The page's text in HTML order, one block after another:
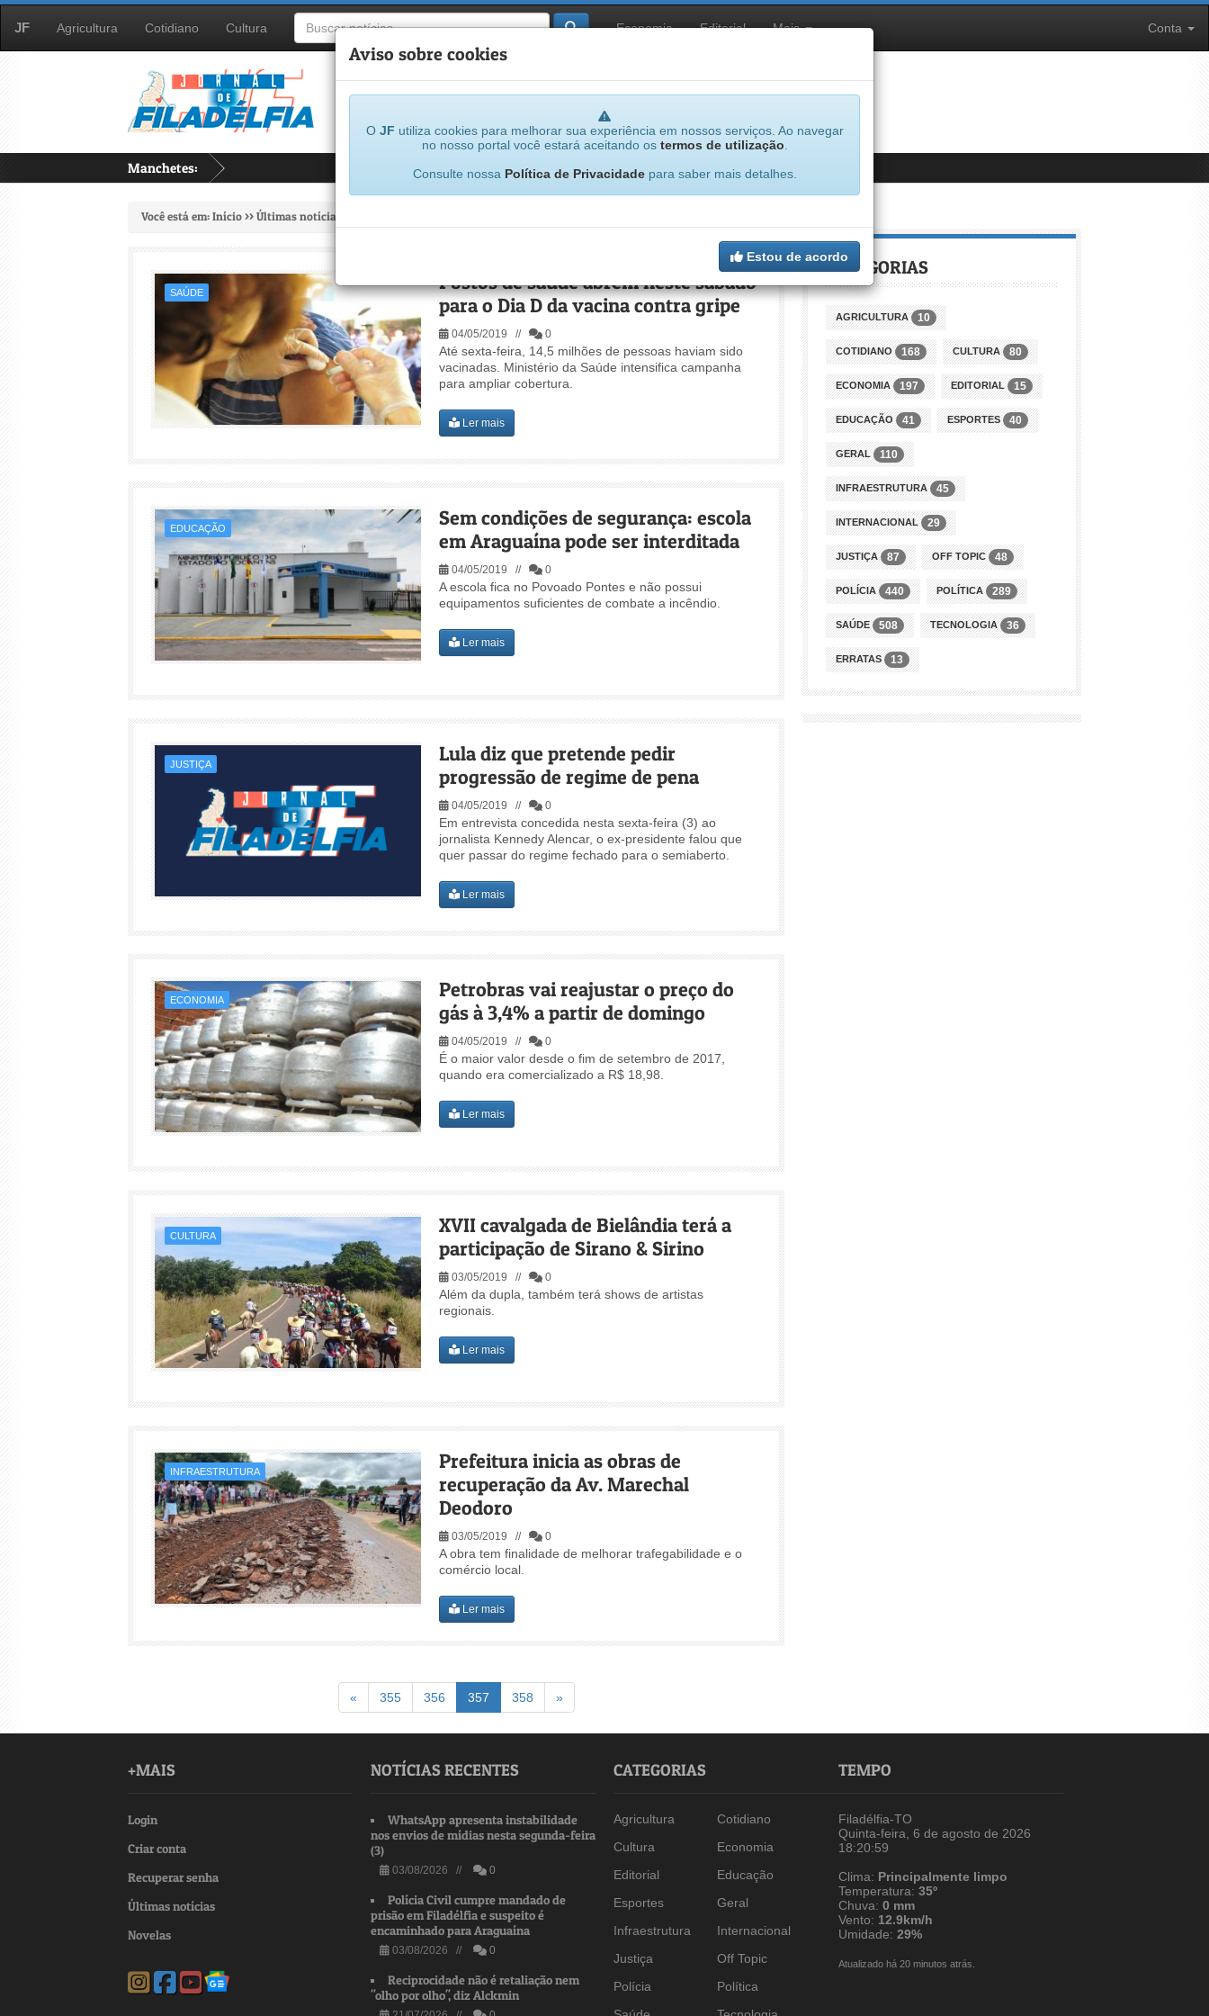
JF Agricultura Cotidiano Cultura Economia Editorial Mais Conta
Manchetes:
Aviso sobre cookies
O JF utiliza cookies para melhorar sua experiência em nossos serviços. Ao navegar
no nosso portal você estará aceitando os termos de utilização
Consulte nossa Política de Privacidadepara saber mais detalhes.
Estou de acordo
Você está em:Início>> Últimas notícias >>
SAÚDE
Postos de saúde abrem neste sábado
para o Dia D da vacina contra gripe
04/05/2019 // 0
Até sexta-feira, 14,5 milhões de pessoas haviam sido
vacinadas. Ministério da Saúde intensifica campanha
para ampliar cobertura.
Ler mais
EDUCAÇÃO
Sem condições de segurança: escola
em Araguaína pode ser interditada
04/05/2019 // 0
A escola fica no Povoado Pontes e não possui
equipamentos suficientes de combate a incêndio.
Ler mais
JUSTIÇA
Lula diz que pretende pedir
progressão de regime de pena
04/05/2019 // 0
Em entrevista concedida nesta sexta-feira (3) ao
jornalista Kennedy Alencar, o ex-presidente falou que
quer passar do regime fechado para o semiaberto.
Ler mais
ECONOMIA
Petrobras vai reajustar o preço do
gás à 3,4% a partir de domingo
04/05/2019 // 0
É o maior valor desde o fim de setembro de 2017,
quando era comercializado a R$ 18,98.
Ler mais
CULTURA
XVII cavalgada de Bielândia terá a
participação de Sirano & Sirino
03/05/2019 // 0
Além da dupla, também terá shows de artistas
regionais.
Ler mais
INFRAESTRUTURA
Prefeitura inicia as obras de
recuperação da Av. Marechal
Deodoro
03/05/2019 // 0
A obra tem finalidade de melhorar trafegabilidade e o
comércio local.
Ler mais
«Voltar355 356 357(atual)
358 »Avançar
CATEGORIAS
AGRICULTURA 10
COTIDIANO 168 CULTURA 80
ECONOMIA 197 EDITORIAL 15
EDUCAÇÃO 41 ESPORTES 40
GERAL 110
INFRAESTRUTURA 45
INTERNACIONAL 29
JUSTIÇA 87 OFF TOPIC 48
POLÍCIA 440 POLÍTICA 289
SAÚDE 508 TECNOLOGIA 36
ERRATAS 13
+MAIS
Login
Criar conta
Recuperar senha
Últimas notícias
Novelas
NOTÍCIAS RECENTES
WhatsApp apresenta instabilidade
nos envios de mídias nesta segunda-feira
(3)
03/08/2026 // 0
Polícia Civil cumpre mandado de
prisão em Filadélfia e suspeito é
encaminhado para Araguaína
03/08/2026 // 0
Reciprocidade não é retaliação nem
"olho por olho", diz Alckmin
CATEGORIAS
Agricultura
Cotidiano
Cultura
Economia
Editorial
Educação
Esportes
Geral
Infraestrutura
Internacional
Justiça
Off Topic
Polícia
Política
TEMPO
Filadélfia-TO
Quinta-feira, 6 de agosto de 2026
18:20:59
Clima: Principalmente limpo
Temperatura: 35º
Chuva: 0 mm
Vento: 12.9km/h
Umidade: 29%
Atualizado há 20 minutos atrás.